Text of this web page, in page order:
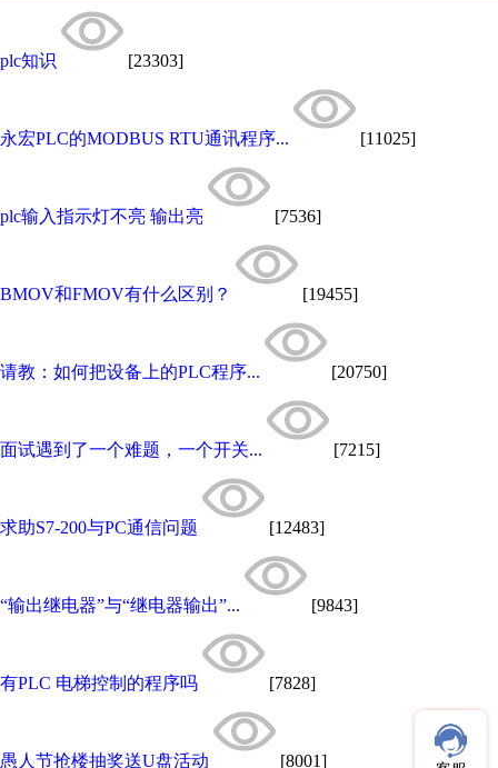
plc知识 [23303]
永宏PLC的MODBUS RTU通讯程序... [11025]
plc输入指示灯不亮 输出亮 [7536]
BMOV和FMOV有什么区别？ [19455]
请教：如何把设备上的PLC程序... [20750]
面试遇到了一个难题，一个开关... [7215]
求助S7-200与PC通信问题 [12483]
“输出继电器”与“继电器输出”... [9843]
有PLC 电梯控制的程序吗 [7828]
愚人节抢楼抽奖送U盘活动 [8001]